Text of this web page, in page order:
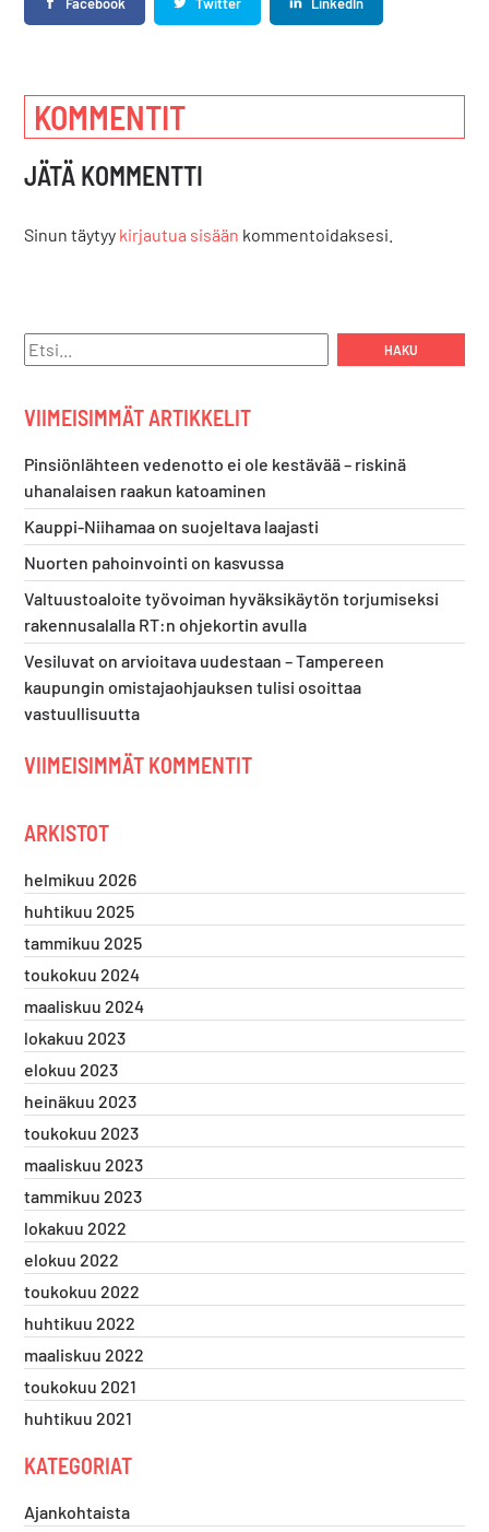
KOMMENTIT
JÄTÄ KOMMENTTI
Sinun täytyy kirjautua sisään kommentoidaksesi.
Hae:
VIIMEISIMMÄT ARTIKKELIT
Pinsiönlähteen vedenotto ei ole kestävää – riskinä
uhanalaisen raakun katoaminen
Kauppi-Niihamaa on suojeltava laajasti
Nuorten pahoinvointi on kasvussa
Valtuustoaloite työvoiman hyväksikäytön torjumiseksi
rakennusalalla RT:n ohjekortin avulla
Vesiluvat on arvioitava uudestaan – Tampereen
kaupungin omistajaohjauksen tulisi osoittaa
vastuullisuutta
VIIMEISIMMÄT KOMMENTIT
ARKISTOT
helmikuu 2026
huhtikuu 2025
tammikuu 2025
toukokuu 2024
maaliskuu 2024
lokakuu 2023
elokuu 2023
heinäkuu 2023
toukokuu 2023
maaliskuu 2023
tammikuu 2023
lokakuu 2022
elokuu 2022
toukokuu 2022
huhtikuu 2022
maaliskuu 2022
toukokuu 2021
huhtikuu 2021
KATEGORIAT
Ajankohtaista